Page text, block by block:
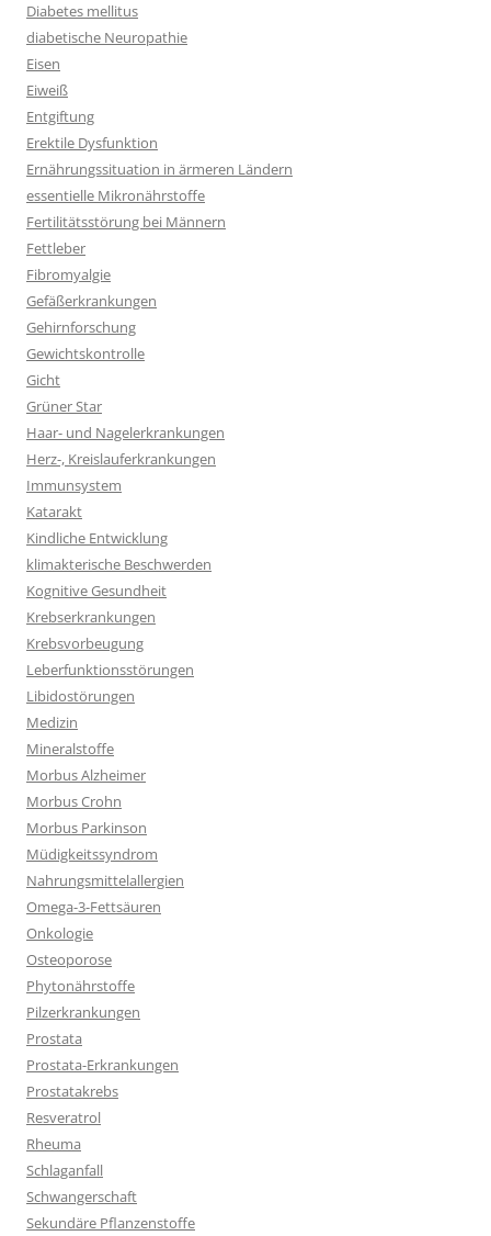
Diabetes mellitus
diabetische Neuropathie
Eisen
Eiweiß
Entgiftung
Erektile Dysfunktion
Ernährungssituation in ärmeren Ländern
essentielle Mikronährstoffe
Fertilitätsstörung bei Männern
Fettleber
Fibromyalgie
Gefäßerkrankungen
Gehirnforschung
Gewichtskontrolle
Gicht
Grüner Star
Haar- und Nagelerkrankungen
Herz-, Kreislauferkrankungen
Immunsystem
Katarakt
Kindliche Entwicklung
klimakterische Beschwerden
Kognitive Gesundheit
Krebserkrankungen
Krebsvorbeugung
Leberfunktionsstörungen
Libidostörungen
Medizin
Mineralstoffe
Morbus Alzheimer
Morbus Crohn
Morbus Parkinson
Müdigkeitssyndrom
Nahrungsmittelallergien
Omega-3-Fettsäuren
Onkologie
Osteoporose
Phytonährstoffe
Pilzerkrankungen
Prostata
Prostata-Erkrankungen
Prostatakrebs
Resveratrol
Rheuma
Schlaganfall
Schwangerschaft
Sekundäre Pflanzenstoffe